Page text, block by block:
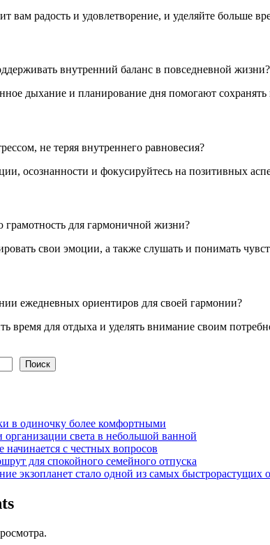
вам радость и удовлетворение, и уделяйте больше
внутренний баланс в повседневной жизни?
дыхание и планирование дня помогают
не теряя внутреннего равновесия?
осознанности и фокусируйтесь на позитивных
грамотность для гармоничной жизни?
свои эмоции, а также слушать и понимать
ежедневных ориентиров для своей гармонии?
время для отдыха и уделять внимание своим
Поиск
в одиночку более комфортными
организации света в небольшой ванной
начинается с честных вопросов
для спокойного семейного отпуска
экзопланет стало одной из самых быстрорастущих